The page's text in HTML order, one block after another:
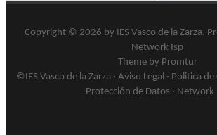
Copyright © 2026 by IES Vasco de la Zarza.
Network Isp
Theme by Promtur
©IES Vasco de la Zarza · Aviso Legal · Politica de
Protección de Datos · Network